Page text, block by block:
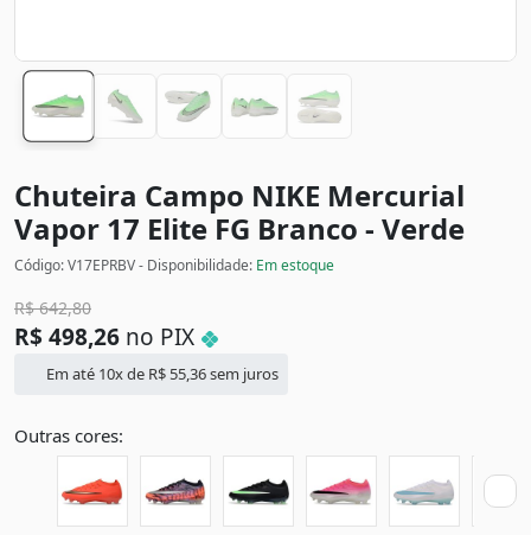
Chuteira Campo NIKE Mercurial
Vapor 17 Elite FG Branco - Verde
Código: V17EPRBV - Disponibilidade: Em estoque
R$642,80
R$ 498,26 no PIX
Em até 10x de R$ 55,36sem juros
Outras cores: